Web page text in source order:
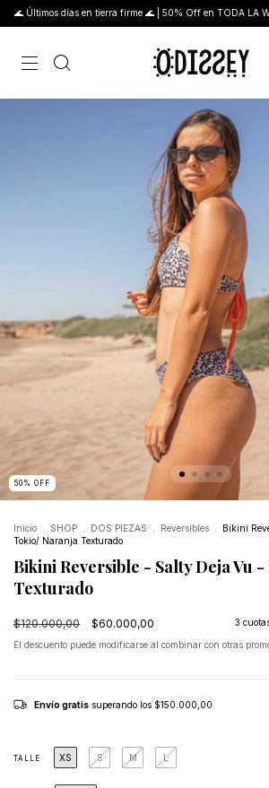
Últimos días en tierra firme 🌊 | 50% Off en TODA LA
50 % OFF
Inicio SHOP DOS PIEZAS Reversibles
Bikini
Tokio/ Naranja Texturado
Bikini Reversible - Salty Deja Vu
Texturado
$120.000,00 $60.000,00 3
El descuento puede modificarse al combinar con otras
Envío gratis superando los $150.000,00
TALLE XS S M L